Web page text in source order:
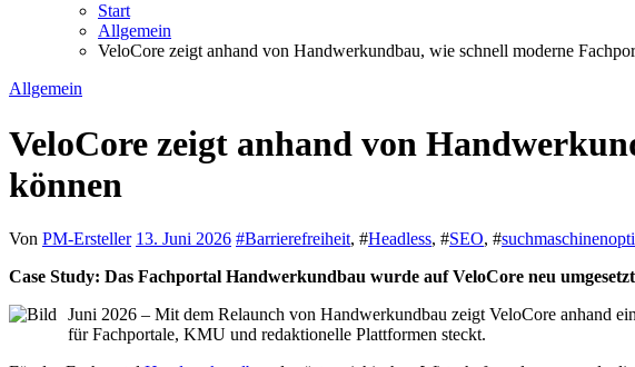
Start
Allgemein
VeloCore zeigt anhand von Handwerkundbau, wie schnell moderne
Allgemein
VeloCore zeigt anhand von
können
Von PM-Ersteller 13. Juni 2026 #Barrierefreiheit, #Headless, #SEO, #
Case Study: Das Fachportal Handwerkundbau wurde auf VeloCore neu
Juni 2026 – Mit dem Relaunch von Handwerkundbau zeigt VeloCore anhand
für Fachportale, KMU und redaktionelle Plattformen steckt.